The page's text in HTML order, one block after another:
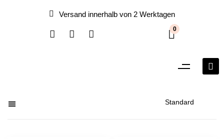
Versand innerhalb von 2 Werktagen
0